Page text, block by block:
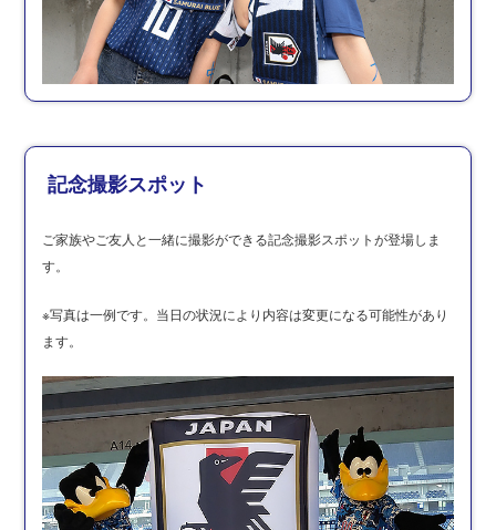
記念撮影スポット
ご家族やご友人と一緒に撮影ができる記念撮影スポットが登場しま
す。
※写真は一例です。当日の状況により内容は変更になる可能性があり
ます。